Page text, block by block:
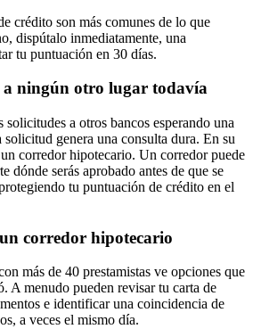
crédito son más comunes de lo que
dispútalo inmediatamente, una
tu puntuación en 30 días.
a ningún otro lugar todavía
a otros bancos esperando una
solicitud genera una consulta dura. En su
corredor hipotecario. Un corredor puede
dónde serás aprobado antes de que se
tu puntuación de crédito en el
corredor hipotecario
más de 40 prestamistas ve opciones que
A menudo pueden revisar tu carta de
e identificar una coincidencia de
a veces el mismo día.